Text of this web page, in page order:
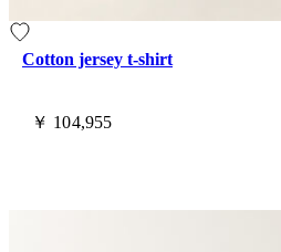
Cotton jersey t-shirt
￥ 104,955